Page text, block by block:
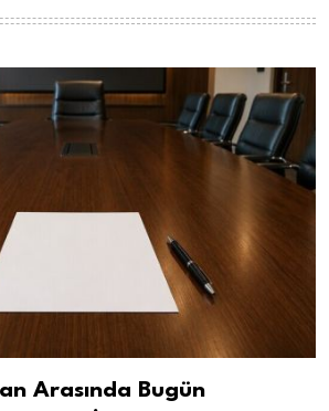
Arasında Bugün